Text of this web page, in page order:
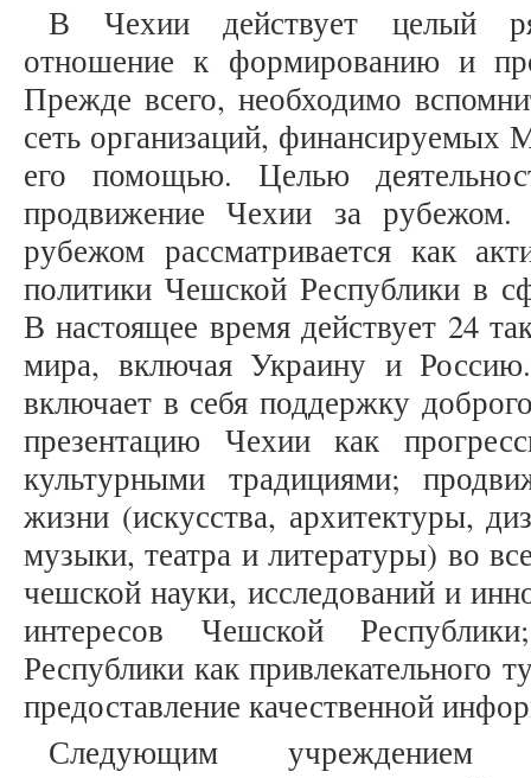
В Чехии действует целый
отношение к формированию и
Прежде всего, необходимо
сеть организаций,
его помощью. Целью
продвижение Чехии за
рубежом рассматривается как
политики Чешской Республики в
В настоящее время действует 24
мира, включая Украину и
включает в себя поддержку
презентацию Чехии как
культурными традициями;
жизни (искусства, архитектуры,
музыки, театра и литературы) во
чешской науки, исследований и
интересов Чешской
Республики как привлекательного
предоставление качественной
Следующим учреждением